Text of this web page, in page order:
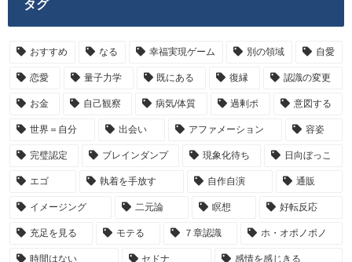
タグ
おすすめ なる 幸福実現ゲーム 別の領域 自愛
恋愛 量子力学 既にある 復縁 認識の変更
お金 自己観察 病気/体質 過剰ポ 意図する
世界＝自分 出会い アファメーション 容姿
完璧認定 ブレインダンプ 現象化待ち 日向ぼっこ
エゴ 執着を手放す 自作自演 通販
イメージング 二元論 瞑想 好転反応
充足を見る モテる ７章認識 ホ・オポノポノ
時間はない セドナ 感情を感じきる